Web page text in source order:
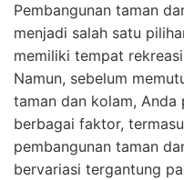
Pembangunan taman
menjadi salah satu
memiliki tempat
Namun, sebelum
taman dan kolam,
berbagai faktor,
pembangunan taman
bervariasi tergantung